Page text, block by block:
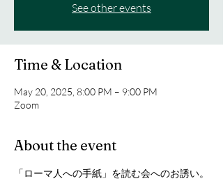
See other events
Time & Location
May 20, 2025, 8:00 PM – 9:00 PM
Zoom
About the event
「ローマ人への手紙」を読む会へのお誘い。